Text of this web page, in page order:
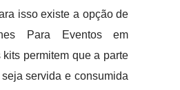
isso existe a opção de
Para Eventos em
kits permitem que a parte
servida e consumida